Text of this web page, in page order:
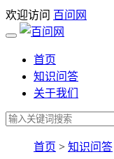
欢迎访问 百问网
首页
知识问答
关于我们
首页 > 知识问答